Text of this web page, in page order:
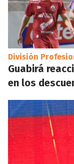
División
Guabirá
en los